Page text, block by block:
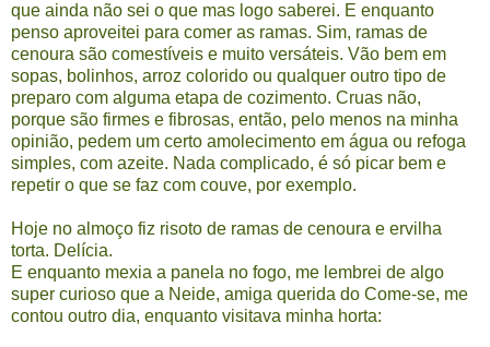
que ainda não sei o que mas logo saberei. E enquanto
penso aproveitei para comer as ramas. Sim, ramas de
cenoura são comestíveis e muito versáteis. Vão bem em
sopas, bolinhos, arroz colorido ou qualquer outro tipo de
preparo com alguma etapa de cozimento. Cruas não,
porque são firmes e fibrosas, então, pelo menos na minha
opinião, pedem um certo amolecimento em água ou refoga
simples, com azeite. Nada complicado, é só picar bem e
repetir o que se faz com couve, por exemplo.
Hoje no almoço fiz risoto de ramas de cenoura e ervilha
torta. Delícia.
E enquanto mexia a panela no fogo, me lembrei de algo
super curioso que a Neide, amiga querida do Come-se, me
contou outro dia, enquanto visitava minha horta: